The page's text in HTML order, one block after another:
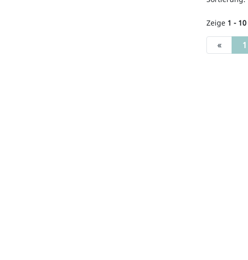
Zeige 1 - 10
« 1